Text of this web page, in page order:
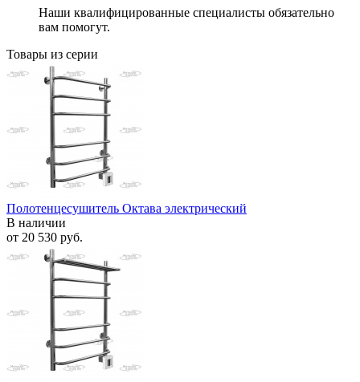
Наши квалифицированные специалисты обязательно
вам помогут.
Товары из серии
Полотенцесушитель Октава электрический
В наличии
от 20 530 руб.